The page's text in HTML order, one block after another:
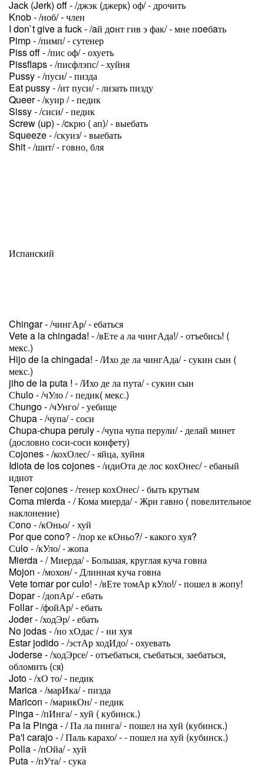
Jack (Jerk) off - /джэк (джерк) оф/ - дрочить
Knob - /ноб/ - член
I don`t give a fuck - /aй дoнт гив э фак/ - мне пoeбaть
Pimp - /пимп/ - сутенер
Piss off - /пис оф/ - охуеть
Pissflaps - /писфлэпс/ - хуйня
Pussy - /пуси/ - пизда
Eat pussy - /ит пуси/ - лизать пизду
Queer - /куир / - педик
Sissy - /сиси/ - педик
Screw (up) - /cкрю ( ап)/ - выебать
Squeeze - /скуиз/ - выебать
Shit - /шит/ - говно, бля
Испанский
Chingar - /чингАр/ - ебаться
Vete a la chingada! - /вЕте а ла чингАда!/ - отъебись! (
мекс.)
Hijo de la chingada! - /Ихо де ла чингАда/ - сукин сын (
мекс.)
jiho de la puta ! - /Ихо де ла пута/ - сукин сын
Сhulo - /чУло / - педик( мекс.)
Сhungo - /чУнго/ - уебище
Chupa - /чупа/ - соси
Chupa-chupa peruly - /чупа чупа перули/ - делай минет
(дословно соси-соси конфету)
Сojones - /кохОлес/ - яйца, хуйня
Idiota de los cojones - /идиОта де лос кохОнес/ - ебаный
идиот
Tener cojones - /тенер кохОнес/ - быть крутым
Coma mierda - / Кома миерда/ - Жри гавно ( повелительное
наклонение)
Сono - /кОньо/ - хуй
Por que cono? - /пор ке кОньо?/ - какого хуя?
Сulo - /кУло/ - жопа
Mierda - / Миерда/ - Большая, круглая куча говна
Mojon - /мохон/ - Длинная куча говна
Vete tomar por culo! - /вЕте томАр кУло!/ - пошел в жопу!
Dopar - /допАр/ - ебать
Follar - /фойАр/ - ебать
Joder - /ходЭр/ - ебать
No jodas - /но хОдас / - ни хуя
Estar jodido - /эстАр ходИдо/ - охуевать
Joderse - /ходЭрсе/ - отъебаться, съебаться, заебаться,
обломить (ся)
Joto - /хО то/ - педик
Marica - /марИка/ - пизда
Maricon - /марикОн/ - педик
Pinga - /пИнга/ - хуй ( кубинск.)
Pa la Pinga - / Па ла пинга/ - пошел на хуй (кубинск.)
Pa'l carajo - / Паль карахо/ - - пошел на хуй (кубинск.)
Polla - /пОйа/ - хуй
Puta - /пУта/ - сука